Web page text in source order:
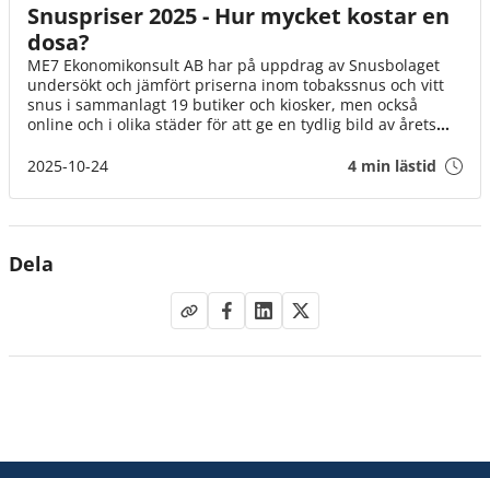
Snuspriser 2025 - Hur mycket kostar en
dosa?
ME7 Ekonomikonsult AB har på uppdrag av Snusbolaget
undersökt och jämfört priserna inom tobakssnus och vitt
snus i sammanlagt 19 butiker och kiosker, men också
online och i olika städer för att ge en tydlig bild av årets
resultaten.
2025-10-24 4 min lästid
Dela